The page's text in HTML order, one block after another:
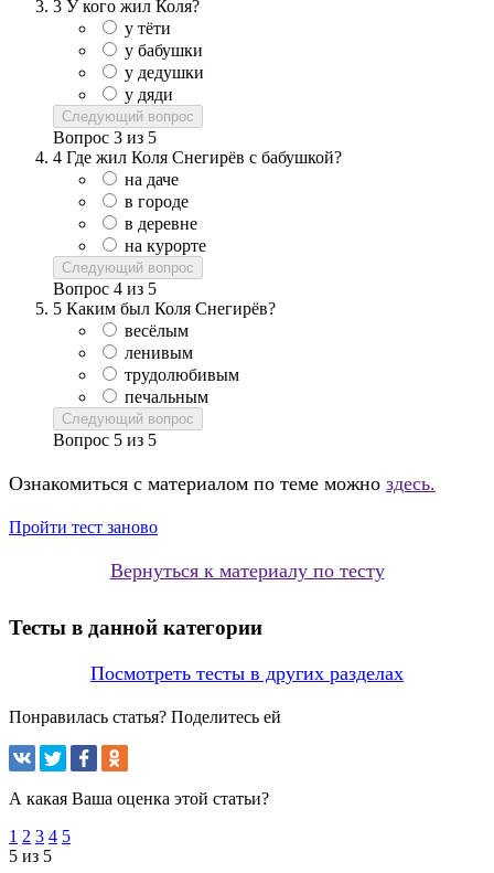
3 У кого жил Коля?
у тёти
у бабушки
у дедушки
у дяди
Следующий вопрос
Вопрос 3 из 5
4 Где жил Коля Снегирёв с бабушкой?
на даче
в городе
в деревне
на курорте
Следующий вопрос
Вопрос 4 из 5
5 Каким был Коля Снегирёв?
весёлым
ленивым
трудолюбивым
печальным
Следующий вопрос
Вопрос 5 из 5
Ознакомиться с материалом по теме можно здесь.
Пройти тест заново
Вернуться к материалу по тесту
Тесты в данной категории
Посмотреть тесты в других разделах
Понравилась статья? Поделитесь ей
А какая Ваша оценка этой статьи?
1 2 3 4 5
5 из 5